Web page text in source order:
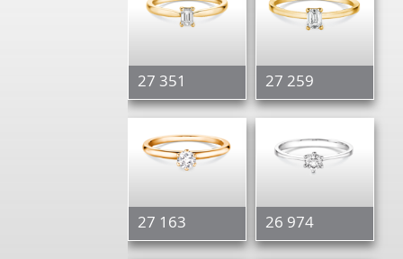
27 351 27 259
27 163 26 974